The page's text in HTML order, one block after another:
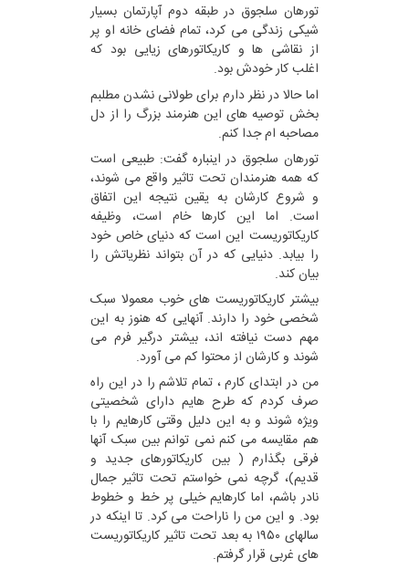
تورهان سلجوق در طبقه دوم آپارتمان بسیار
شیکی زندگی می کرد، تمام فضای خانه او پر
از نقاشی ها و کاریکاتورهای زیایی بود که
اغلب کار خودش بود.
اما حالا در نظر دارم برای طولانی نشدن مطلبم
بخش توصیه های این هنرمند بزرگ را از دل
مصاحبه ام جدا کنم.
تورهان سلجوق در اینباره گفت: طبیعی است
که همه هنرمندان تحت تاثیر واقع می شوند،
و شروع کارشان به یقین نتیجه این اتفاق
است. اما این کارها خام است، وظیفه
کاریکاتوریست این است که دنیای خاص خود
را بیابد. دنیایی که در آن بتواند نظریاتش را
بیان کند.
بیشتر کاریکاتوریست های خوب معمولا سبک
شخصی خود را دارند. آنهایی که هنوز به این
مهم دست نیافته اند، بیشتر درگیر فرم می
شوند و کارشان از محتوا کم می آورد.
من در ابتدای کارم ، تمام تلاشم را در این راه
صرف کردم که طرح هایم دارای شخصیتی
ویژه شوند و به این دلیل وقتی کارهایم را با
هم مقایسه می کنم نمی توانم بین سبک آنها
فرقی بگذارم ( بین کاریکاتورهای جدید و
قدیم)، گرچه نمی خواستم تحت تاثیر جمال
نادر باشم، اما کارهایم خیلی پر خط و خطوط
بود. و این من را ناراحت می کرد. تا اینکه در
سالهای ۱۹۵۰ به بعد تحت تاثیر کاریکاتوریست
های غربی قرار گرفتم.